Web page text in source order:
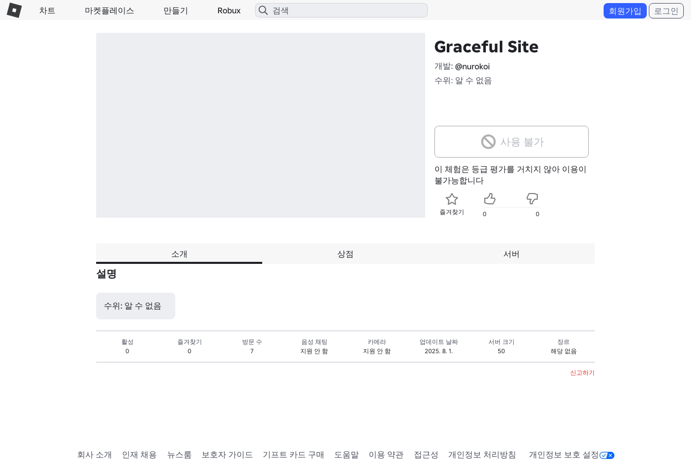
차트 마켓플레이스 만들기 Robux 회원가입 로그인
Graceful Site
개발: @nurokoi
수위: 알 수 없음
사용 불가
이 체험은 등급 평가를 거치지 않아 이용이
불가능합니다
즐겨찾기 0 0
소개 상점 서버
설명
수위: 알 수 없음
활성
0
즐겨찾기
0
방문 수
7
음성 채팅
지원 안 함
카메라
지원 안 함
업데이트 날짜
2025. 8. 1.
서버 크기
50
장르
해당 없음
신고하기
회사 소개 인재 채용 뉴스룸 보호자 가이드 기프트 카드 구매 도움말 이용 약관 접근성 개인정보 처리방침 개인정보 보호 설정